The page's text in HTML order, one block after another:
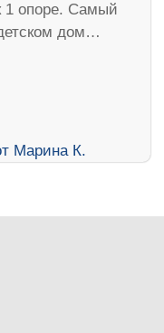
1 опоре. Самый
дом…